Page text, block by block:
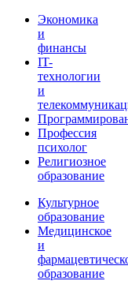
Экономика
и
финансы
IT-
технологии
и
Профессия
психолог
Религиозное
образование
Культурное
образование
Медицинское
и
образование